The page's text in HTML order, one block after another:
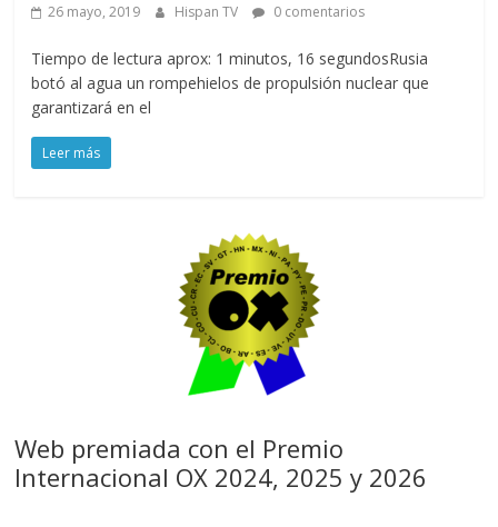
26 mayo, 2019 Hispan TV 0 comentarios
Tiempo de lectura aprox: 1 minutos, 16 segundosRusia
botó al agua un rompehielos de propulsión nuclear que
garantizará en el
Leer más
Web premiada con el Premio
Internacional OX 2024, 2025 y 2026